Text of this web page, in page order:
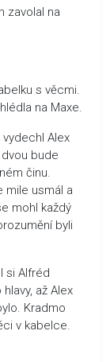
zavolal na
s věcmi.
na Maxe.
vydechl Alex
bude
činu.
mile usmál a
mohl každý
byli
si Alfréd
až Alex
Kradmo
v kabelce.